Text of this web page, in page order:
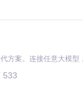
搭建到数据验证
测
533